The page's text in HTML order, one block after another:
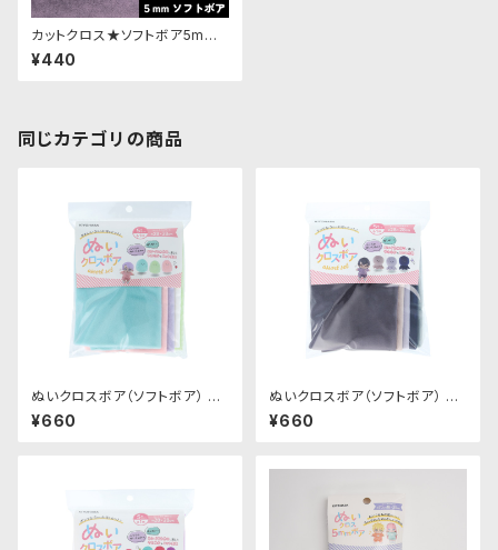
カットクロス★ソフトボア5mm
(くすみパープル)LB034 ボア生
地 50cm × 45cm
¥440
同じカテゴリの商品
ぬいクロスボア（ソフトボア） ア
ソートセット（パステルカラー）｜
清原株式会社
¥660
ぬいクロスボア（ソフトボア） ア
ソートセット（ニュアンスカラー）
｜清原株式会社
¥660